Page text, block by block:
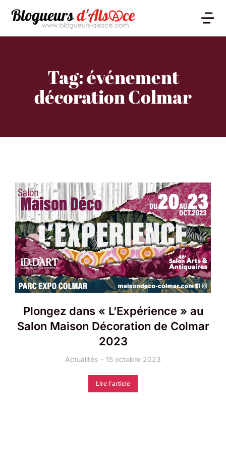
Tag: événement
décoration Colmar
Plongez dans « L’Expérience » au
Salon Maison Décoration de Colmar
2023
Actualités 15 octobre 2023
Lire l'article